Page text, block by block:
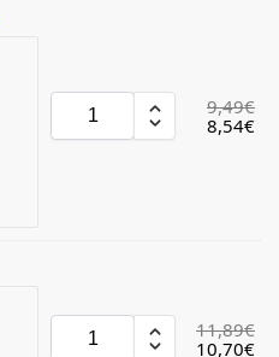
9,49€
8,54€
11,89€
10,70€